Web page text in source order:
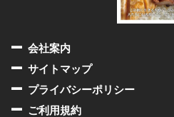
会社案内
サイトマップ
プライバシーポリシー
ご利用規約